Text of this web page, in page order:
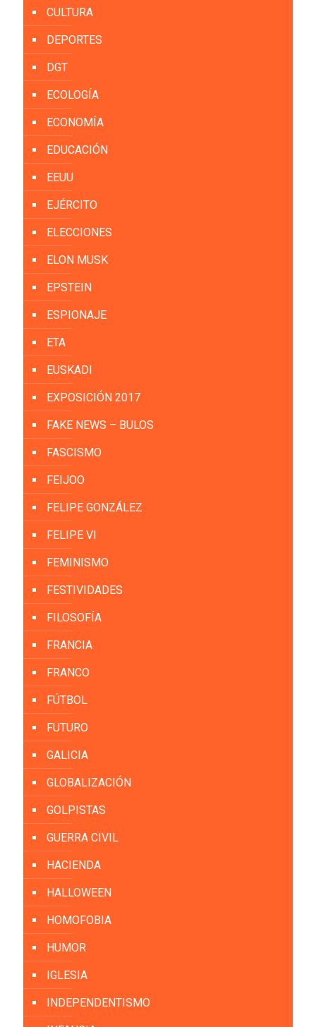
CULTURA
DEPORTES
DGT
ECOLOGÍA
ECONOMÍA
EDUCACIÓN
EEUU
EJÉRCITO
ELECCIONES
ELON MUSK
EPSTEIN
ESPIONAJE
ETA
EUSKADI
EXPOSICIÓN 2017
FAKE NEWS – BULOS
FASCISMO
FEIJOO
FELIPE GONZÁLEZ
FELIPE VI
FEMINISMO
FESTIVIDADES
FILOSOFÍA
FRANCIA
FRANCO
FÚTBOL
FUTURO
GALICIA
GLOBALIZACIÓN
GOLPISTAS
GUERRA CIVIL
HACIENDA
HALLOWEEN
HOMOFOBIA
HUMOR
IGLESIA
INDEPENDENTISMO